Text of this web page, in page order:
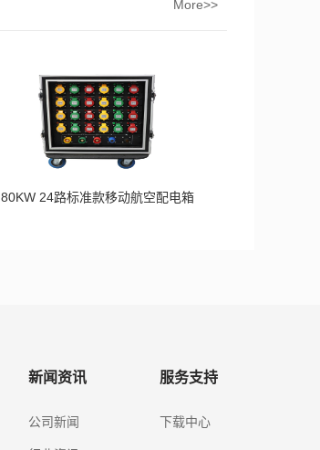
More>>
80KW 24路标准款移动航空配电箱
新闻资讯
公司新闻
服务支持
下载中心